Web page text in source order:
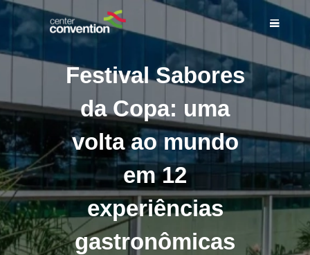
Festival Sabores
da Copa: uma
volta ao mundo
em 12
experiências
gastronômicas
INÍCIO
SOBRE NÓS
ESPAÇOS
SERVIÇOS
EVENTOS
BLOG DO CENTER
CONVENTION